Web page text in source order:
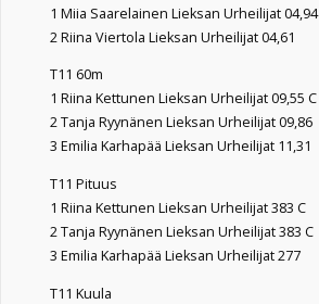
1 Miia Saarelainen Lieksan Urheilijat 04,94
2 Riina Viertola Lieksan Urheilijat 04,61
T11 60m
1 Riina Kettunen Lieksan Urheilijat 09,55 C
2 Tanja Ryynänen Lieksan Urheilijat 09,86
3 Emilia Karhapää Lieksan Urheilijat 11,31
T11 Pituus
1 Riina Kettunen Lieksan Urheilijat 383 C
2 Tanja Ryynänen Lieksan Urheilijat 383 C
3 Emilia Karhapää Lieksan Urheilijat 277
T11 Kuula